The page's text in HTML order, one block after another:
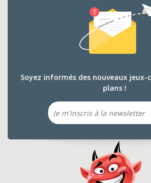
Soyez informés des nouveaux jeux-
plans !
Email